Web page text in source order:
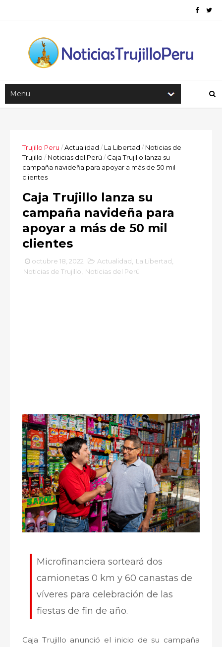
Trujillo Peru /Actualidad / La Libertad / Noticias de
Trujillo / Noticias del Perú / Caja Trujillo lanza su
campaña navideña para apoyar a más de 50 mil
clientes
Caja Trujillo lanza su
campaña navideña para
apoyar a más de 50 mil
clientes
octubre 18, 2022 Actualidad La Libertad
Noticias de Trujillo
Noticias del Perú
Microfinanciera sorteará dos
camionetas 0 km y 60 canastas de
víveres para celebración de las
fiestas de fin de año.
Caja Trujillo anunció el inicio de su campaña